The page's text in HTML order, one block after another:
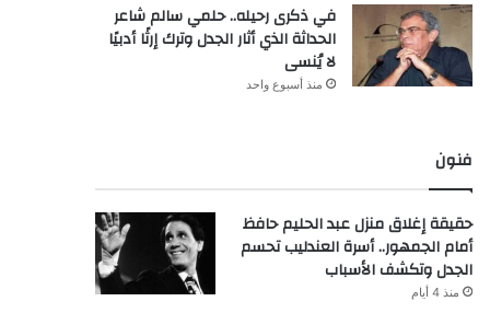
في ذكرى رحيله.. حلمي سالم شاعر
الحداثة الذي أثار الجدل وترك إرثًا أدبيًا
لا يُنسى
منذ أسبوع واحد
فنون
حقيقة إغلاق منزل عبد الحليم حافظ
أمام الجمهور.. أسرة العندليب تحسم
الجدل وتكشف الأسباب
منذ 4 أيام